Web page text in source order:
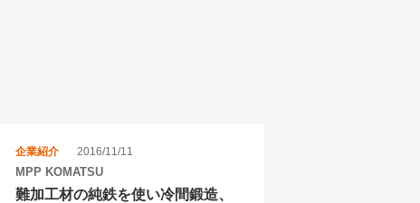
企業紹介 2016/11/11
MPP KOMATSU
難加工材の純鉄を使い冷間鍛造、